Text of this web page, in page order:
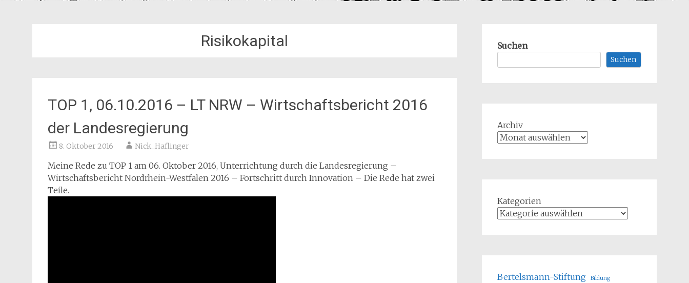
Risikokapital
TOP 1, 06.10.2016 – LT NRW – Wirtschaftsbericht 2016
der Landesregierung
8. Oktober 2016 Nick_Haflinger
Meine Rede zu TOP 1 am 06. Oktober 2016, Unterrichtung durch die Landesregierung –
Wirtschaftsbericht Nordrhein-Westfalen 2016 – Fortschritt durch Innovation – Die Rede hat zwei
Teile.
Suchen
Suchen
Archiv
Kategorien
Bertelsmann-Stiftung Bildung